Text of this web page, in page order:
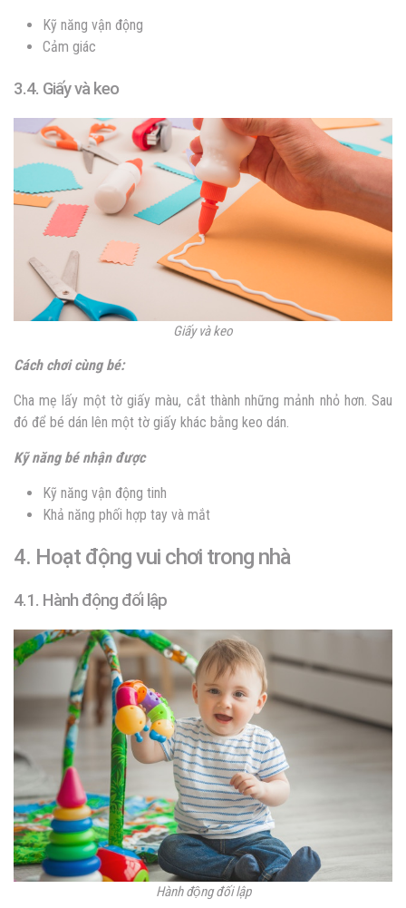
Kỹ năng vận động
Cảm giác
3.4. Giấy và keo
Giấy và keo
Cách chơi cùng bé:
Cha mẹ lấy một tờ giấy màu, cắt thành những mảnh nhỏ hơn. Sau
đó để bé dán lên một tờ giấy khác bằng keo dán.
Kỹ năng bé nhận được
Kỹ năng vận động tinh
Khả năng phối hợp tay và mắt
4. Hoạt động vui chơi trong nhà
4.1. Hành động đối lập
Hành động đối lập